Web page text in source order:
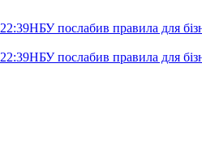
22:39НБУ послабив правила для
22:39НБУ послабив правила для